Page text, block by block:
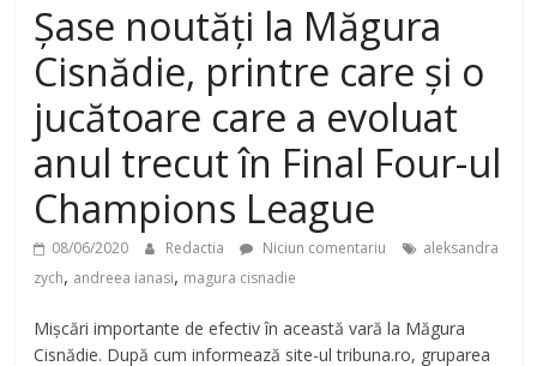
Șase noutăți la Măgura
Cisnădie, printre care și o
jucătoare care a evoluat
anul trecut în Final Four-ul
Champions League
08/06/2020 Redactia Niciun comentariu
aleksandra
zych, andreea ianasi, magura cisnadie
Mișcări importante de efectiv în această vară la Măgura
Cisnădie. După cum informează site-ul tribuna.ro, gruparea